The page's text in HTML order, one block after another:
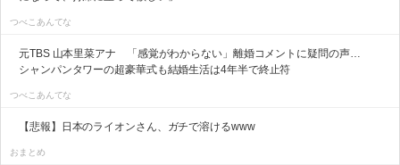
つべこあんてな
元TBS 山本里菜アナ 「感覚がわからない」離婚コメントに疑問の声…
シャンパンタワーの超豪華式も結婚生活は4年半で終止符
つべこあんてな
【悲報】日本のライオンさん、ガチで溶けるwww
おまとめ